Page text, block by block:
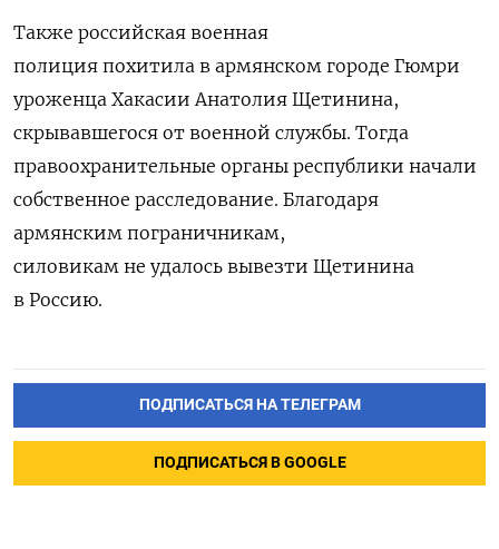
Также российская военная
полиция похитила в армянском городе Гюмри
уроженца Хакасии Анатолия Щетинина,
скрывавшегося от военной службы. Тогда
правоохранительные органы республики начали
собственное расследование. Благодаря
армянским пограничникам,
силовикам не удалось вывезти Щетинина
в Россию.
ПОДПИСАТЬСЯ НА ТЕЛЕГРАМ
ПОДПИСАТЬСЯ В GOOGLE